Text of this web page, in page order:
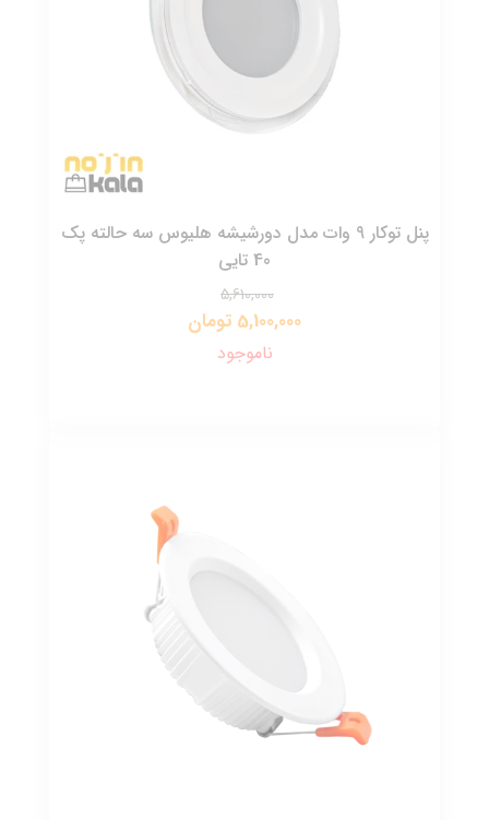
پنل توکار 9 وات مدل دورشیشه هلیوس سه حالته پک
40 تایی
5,610,000
5,100,000 تومان
ناموجود